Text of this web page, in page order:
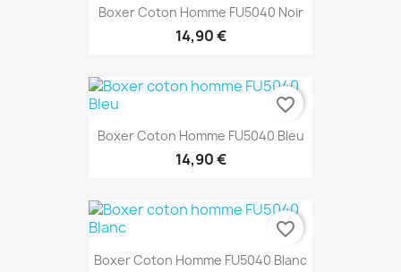
Boxer Coton Homme FU5040 Noir
14,90 €
Boxer Coton Homme FU5040 Bleu
14,90 €
favorite_border
Boxer Coton Homme FU5040 Blanc
favorite_border